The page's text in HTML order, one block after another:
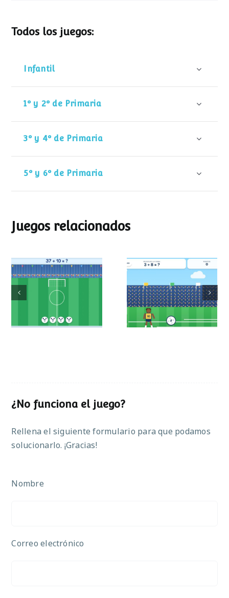
Todos los juegos:
Infantil
1º y 2º de Primaria
3º y 4º de Primaria
5º y 6º de Primaria
Juegos relacionados
Mundial de
operaciones
Partido de sumas
¿No funciona el juego?
Rellena el siguiente formulario para que podamos
solucionarlo. ¡Gracias!
Nombre
Correo electrónico